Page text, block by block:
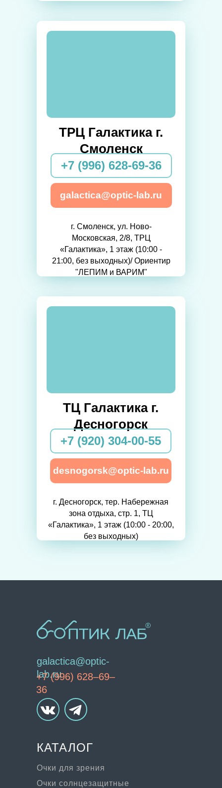
ТЦ Галактика г.
Десногорск
+7 (920) 304-00-55
desnogorsk@optic-lab.ru
г. Десногорск, тер. Набережная
зона отдыха, стр. 1, ТЦ
«Галактика», 1 этаж (10:00 - 20:00,
без выходных)
+7 (996) 628-69-36
galactica@optic-lab.ru
ТРЦ Галактика г.
Смоленск
г. Смоленск, ул. Ново-
Московская, 2/8, ТРЦ
«Галактика», 1 этаж (10:00 -
21:00, без выходных)/ Ориентир
"ЛЕПИМ и ВАРИМ"
galactica@optic-
lab.ru
Очки для зрения
Очки солнцезащитные
+7 (996) 628–69–
36
КАТАЛОГ